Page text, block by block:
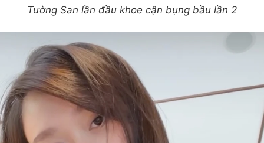
Tường San lần đầu khoe cận bụng bầu lần 2